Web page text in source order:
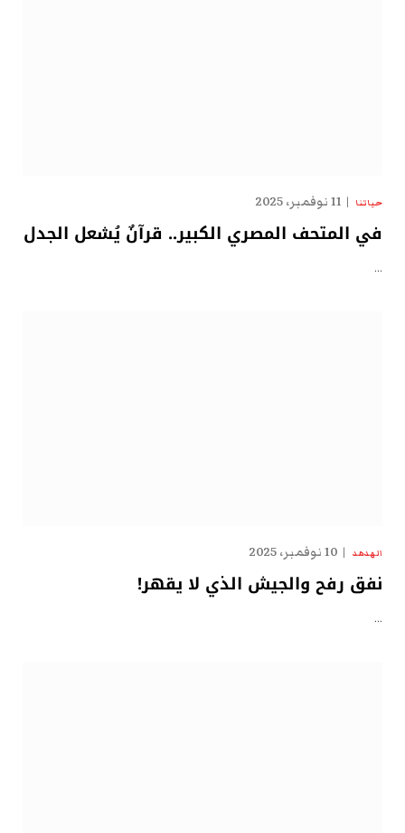
حياتنا 11 نوفمبر، 2025
في المتحف المصري الكبير.. قرآنٌ يُشعل الجدل
…
الهدهد 10 نوفمبر، 2025
نفق رفح والجيش الذي لا يقهر!
…